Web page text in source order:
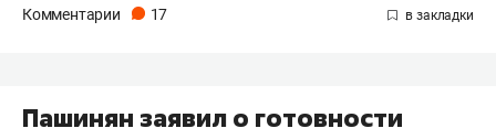
Комментарии 17
Пашинян заявил о готовности